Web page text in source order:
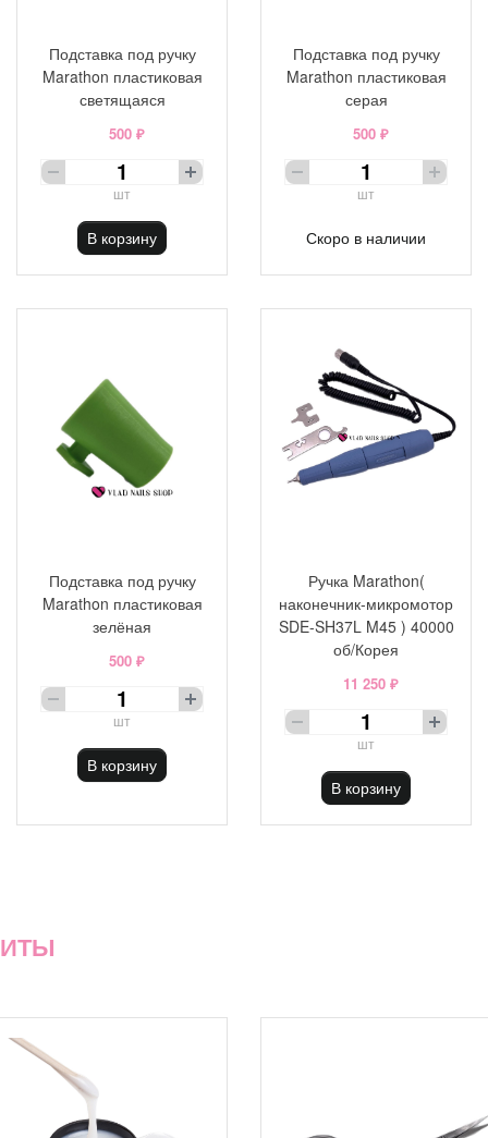
Подставка под ручку
Marathon пластиковая
светящаяся
500 ₽
шт
В корзину
Подставка под ручку
Marathon пластиковая
серая
500 ₽
шт
Скоро в наличии
Подставка под ручку
Marathon пластиковая
зелёная
500 ₽
шт
В корзину
Ручка Marathon(
наконечник-микромотор
SDE-SH37L M45 ) 40000
об/Корея
11 250 ₽
шт
В корзину